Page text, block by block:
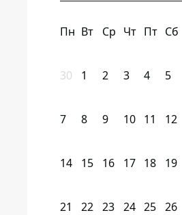
Пн Вт Ср Чт Пт Сб
30 1 2 3 4 5
7 8 9 10 11 12
14 15 16 17 18 19
21 22 23 24 25 26